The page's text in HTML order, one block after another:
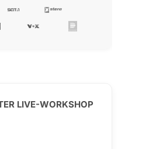
LIVE-WORKSHOP